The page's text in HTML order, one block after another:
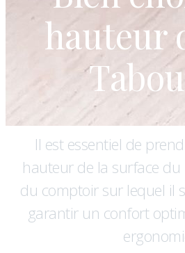
hauteur
Il est essentiel de
hauteur de la surface
du comptoir sur lequel il
garantir un confort